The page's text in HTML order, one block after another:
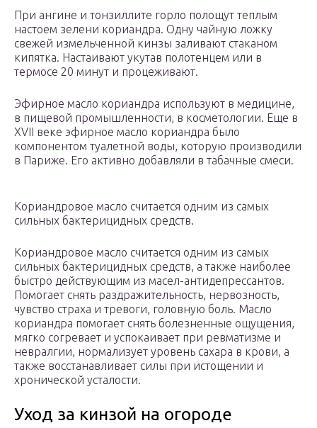
При ангине и тонзиллите горло полощут теплым
настоем зелени кориандра. Одну чайную ложку
свежей измельченной кинзы заливают стаканом
кипятка. Настаивают укутав полотенцем или в
термосе 20 минут и процеживают.
Эфирное масло кориандра используют в медицине,
в пищевой промышленности, в косметологии. Еще в
XVII веке эфирное масло кориандра было
компонентом туалетной воды, которую производили
в Париже. Его активно добавляли в табачные смеси.
Кориандровое масло считается одним из самых
сильных бактерицидных средств.
Кориандровое масло считается одним из самых
сильных бактерицидных средств, а также наиболее
быстро действующим из масел-антидепрессантов.
Помогает снять раздражительность, нервозность,
чувство страха и тревоги, головную боль. Масло
кориандра помогает снять болезненные ощущения,
мягко согревает и успокаивает при ревматизме и
невралгии, нормализует уровень сахара в крови, а
также восстанавливает силы при истощении и
хронической усталости.
Уход за кинзой на огороде